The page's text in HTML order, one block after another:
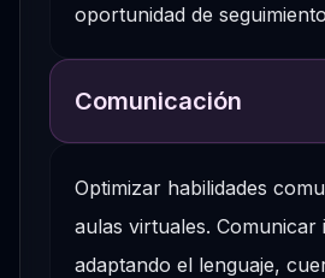
oportunidad de
Comunicación
Optimizar habilidades
aulas virtuales. Comunicar
adaptando el lenguaje,